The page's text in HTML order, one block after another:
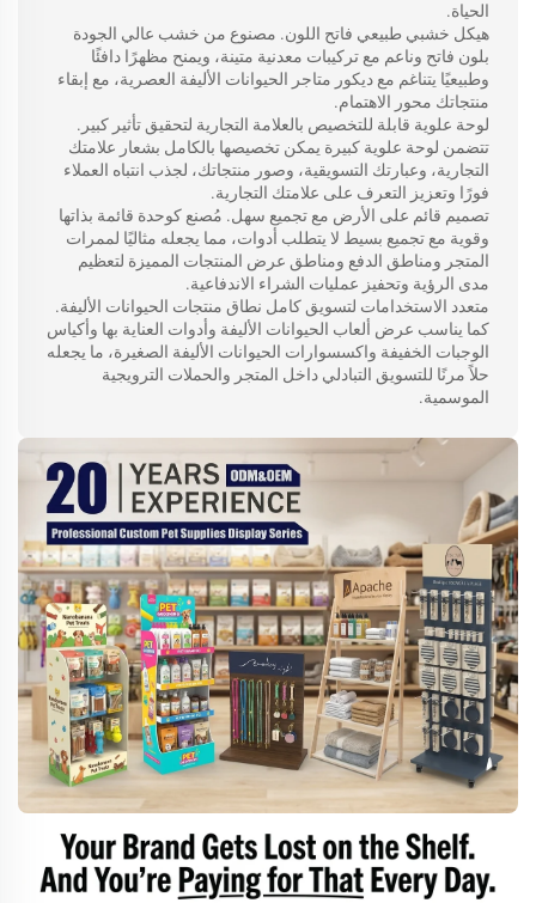
الحياة.
هيكل خشبي طبيعي فاتح اللون. مصنوع من خشب عالي الجودة
بلون فاتح وناعم مع تركيبات معدنية متينة، ويمنح مظهرًا دافئًا
وطبيعيًا يتناغم مع ديكور متاجر الحيوانات الأليفة العصرية، مع إبقاء
منتجاتك محور الاهتمام.
لوحة علوية قابلة للتخصيص بالعلامة التجارية لتحقيق تأثير كبير.
تتضمن لوحة علوية كبيرة يمكن تخصيصها بالكامل بشعار علامتك
التجارية، وعبارتك التسويقية، وصور منتجاتك، لجذب انتباه العملاء
فورًا وتعزيز التعرف على علامتك التجارية.
تصميم قائم على الأرض مع تجميع سهل. مُصنع كوحدة قائمة بذاتها
وقوية مع تجميع بسيط لا يتطلب أدوات، مما يجعله مثاليًا لممرات
المتجر ومناطق الدفع ومناطق عرض المنتجات المميزة لتعظيم
مدى الرؤية وتحفيز عمليات الشراء الاندفاعية.
متعدد الاستخدامات لتسويق كامل نطاق منتجات الحيوانات الأليفة.
كما يناسب عرض ألعاب الحيوانات الأليفة وأدوات العناية بها وأكياس
الوجبات الخفيفة واكسسوارات الحيوانات الأليفة الصغيرة، ما يجعله
حلاً مرنًا للتسويق التبادلي داخل المتجر والحملات الترويجية
الموسمية.